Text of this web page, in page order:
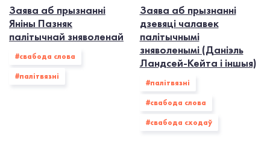
Заява аб прызнанні
Яніны Пазняк
палітычнай зняволенай
#свабода слова
#палiтвязнi
Заява аб прызнанні
дзевяці чалавек
палітычнымі
зняволенымі (Даніэль
Ландсей-Кейта і іншыя)
#палiтвязнi
#свабода слова
#свабода сходаў